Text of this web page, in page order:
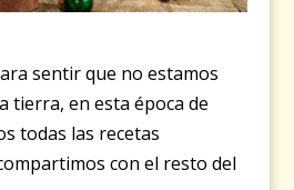
sentir que no estamos
tierra, en esta época de
todas las recetas
con el resto del